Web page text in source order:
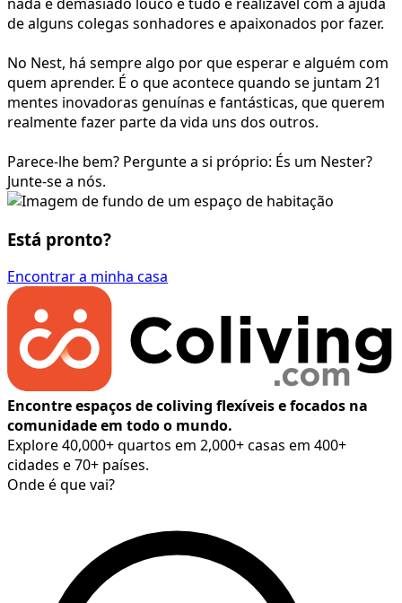
de alguns colegas sonhadores e apaixonados por fazer.
No Nest, há sempre algo por que esperar e alguém com
quem aprender. É o que acontece quando se juntam 21
mentes inovadoras genuínas e fantásticas, que querem
realmente fazer parte da vida uns dos outros.
Parece-lhe bem? Pergunte a si próprio: És um Nester?
Junte-se a nós.
Está pronto?
Encontrar a minha casa
Encontre espaços de coliving flexíveis e focados na
comunidade em todo o mundo.
Explore 40,000+ quartos em 2,000+ casas em 400+
cidades e 70+ países.
Onde é que vai?